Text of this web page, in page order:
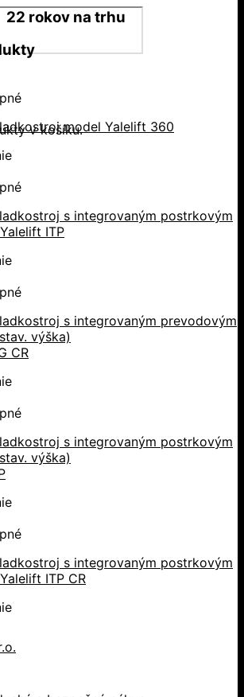
v košíku.
22 rokov na trhu
model Yalelift 360
s integrovaným postrkovým
ITP
s integrovaným prevodovým
výška)
CR
s integrovaným postrkovým
výška)
s integrovaným postrkovým
ITP CR